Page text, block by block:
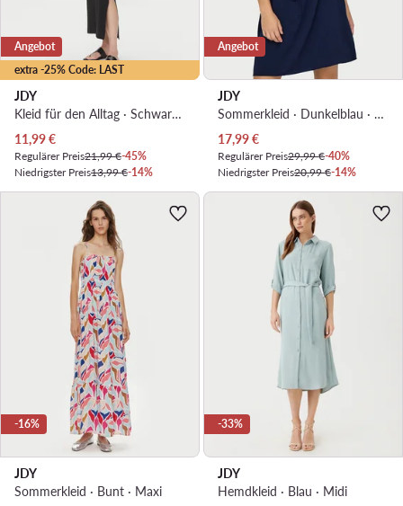
extra -25% Code: LAST
Angebot
JDY
Kleid für den Alltag · Schwarz · Midi
Aktueller Preis
11,99€
Regulärer Preis21,99 €-45%
Niedrigster Preis13,99 €-14%
Angebot
JDY
Sommerkleid · Dunkelblau · Mini
Aktueller Preis
17,99€
Regulärer Preis29,99 €-40%
Niedrigster Preis20,99 €-14%
-16%
JDY
Sommerkleid · Bunt · Maxi
-33%
JDY
Hemdkleid · Blau · Midi